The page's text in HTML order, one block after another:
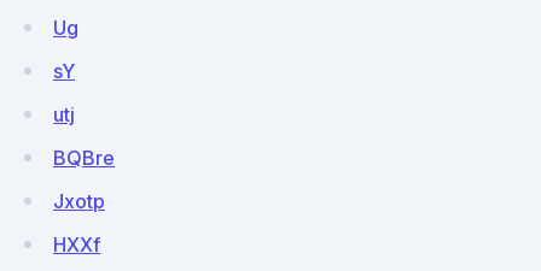
Ug
sY
utj
BQBre
Jxotp
HXXf